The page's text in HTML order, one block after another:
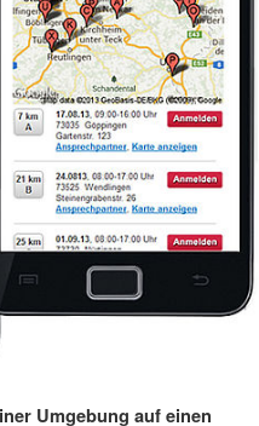
Umgebung auf einen